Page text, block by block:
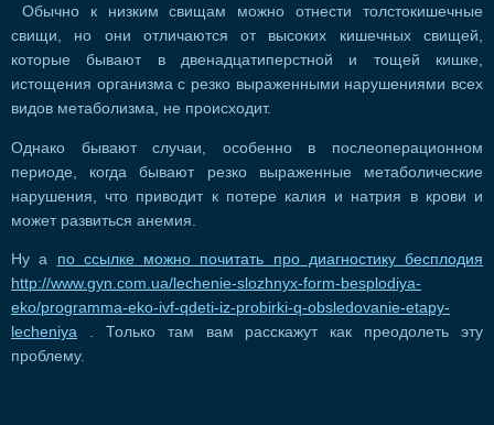
Обычно к низким свищам можно отнести толстокишечные
свищи, но они отличаются от высоких кишечных свищей,
которые бывают в двенадцатиперстной и тощей кишке,
истощения организма с резко выраженными нарушениями всех
видов метаболизма, не происходит.
Однако бывают случаи, особенно в послеоперационном
периоде, когда бывают резко выраженные метаболические
нарушения, что приводит к потере калия и натрия в крови и
может развиться анемия.
Ну а по ссылке можно почитать про диагностику бесплодия
http://www.gyn.com.ua/lechenie-slozhnyx-form-besplodiya-
eko/programma-eko-ivf-qdeti-iz-probirki-q-obsledovanie-etapy-
lecheniya . Только там вам расскажут как преодолеть эту
проблему.